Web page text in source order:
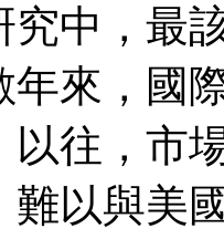
究中，最
年來，國
以往，市
難以與美